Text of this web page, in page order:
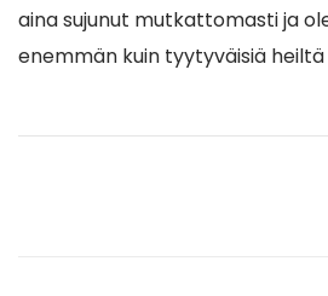
aina sujunut mutkattomasti ja
enemmän kuin tyytyväisiä